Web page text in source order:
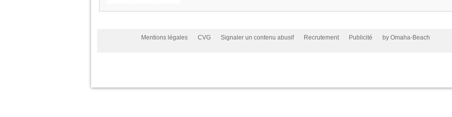
Mentions légales CVG Signaler un contenu abusif Recrutement Publicité by Omaha-Beach